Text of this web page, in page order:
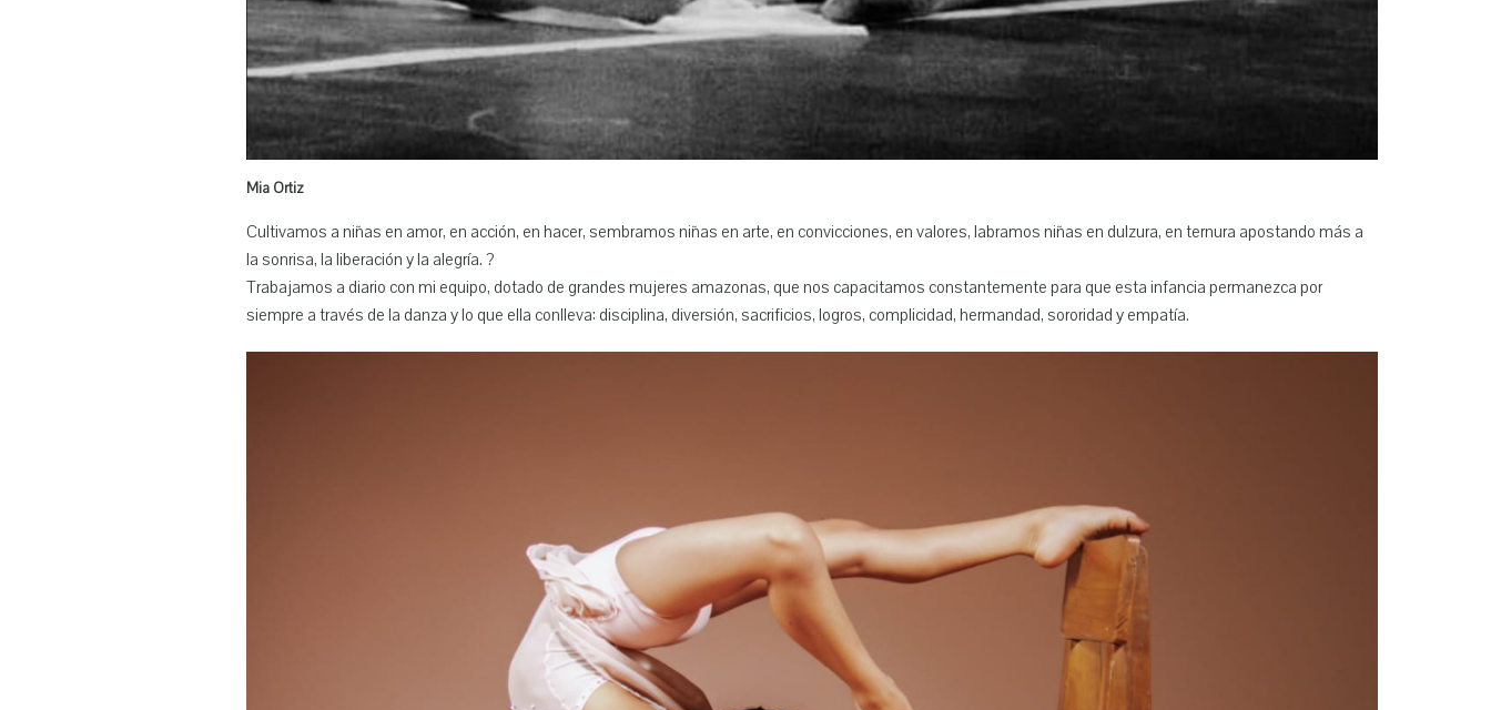
Mia Ortiz
Cultivamos a niñas en amor, en acción, en hacer, sembramos niñas en arte, en convicciones, en valores, labramos niñas en dulzura, en ternura apostando más a
la sonrisa, la liberación y la alegría. ?
Trabajamos a diario con mi equipo, dotado de grandes mujeres amazonas, que nos capacitamos constantemente para que esta infancia permanezca por
siempre a través de la danza y lo que ella conlleva: disciplina, diversión, sacrificios, logros, complicidad, hermandad, sororidad y empatía.